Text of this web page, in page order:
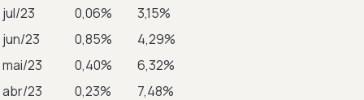
jul/23
0,06%
3,15%
jun/23
0,85%
4,29%
mai/23
0,40%
6,32%
abr/23
0,23% 7,48%